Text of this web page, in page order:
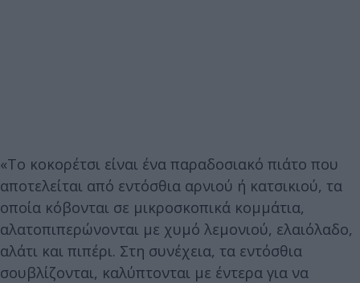
«Το κοκορέτσι είναι ένα παραδοσιακό πιάτο που
αποτελείται από εντόσθια αρνιού ή κατσικιού, τα
οποία κόβονται σε μικροσκοπικά κομμάτια,
αλατοπιπερώνονται με χυμό λεμονιού, ελαιόλαδο,
αλάτι και πιπέρι. Στη συνέχεια, τα εντόσθια
σουβλίζονται, καλύπτονται με έντερα για να